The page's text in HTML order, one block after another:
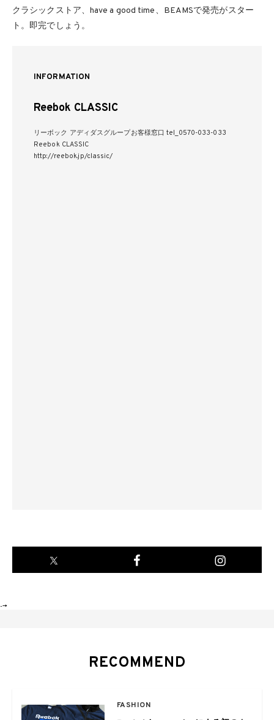
クラシックストア、have a good time、BEAMSで発売がスター
ト。即完でしょう。
INFORMATION
Reebok CLASSIC
リーボック アディダスグループお客様窓口 tel_0570-033-033
Reebok CLASSIC
http://reebok.jp/classic/
-->
RECOMMEND
FASHION